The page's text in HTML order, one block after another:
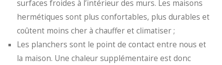
surfaces froides à l’intérieur des murs. Les maisons
hermétiques sont plus confortables, plus durables et
coûtent moins cher à chauffer et climatiser ;
Les planchers sont le point de contact entre nous et
la maison. Une chaleur supplémentaire est donc